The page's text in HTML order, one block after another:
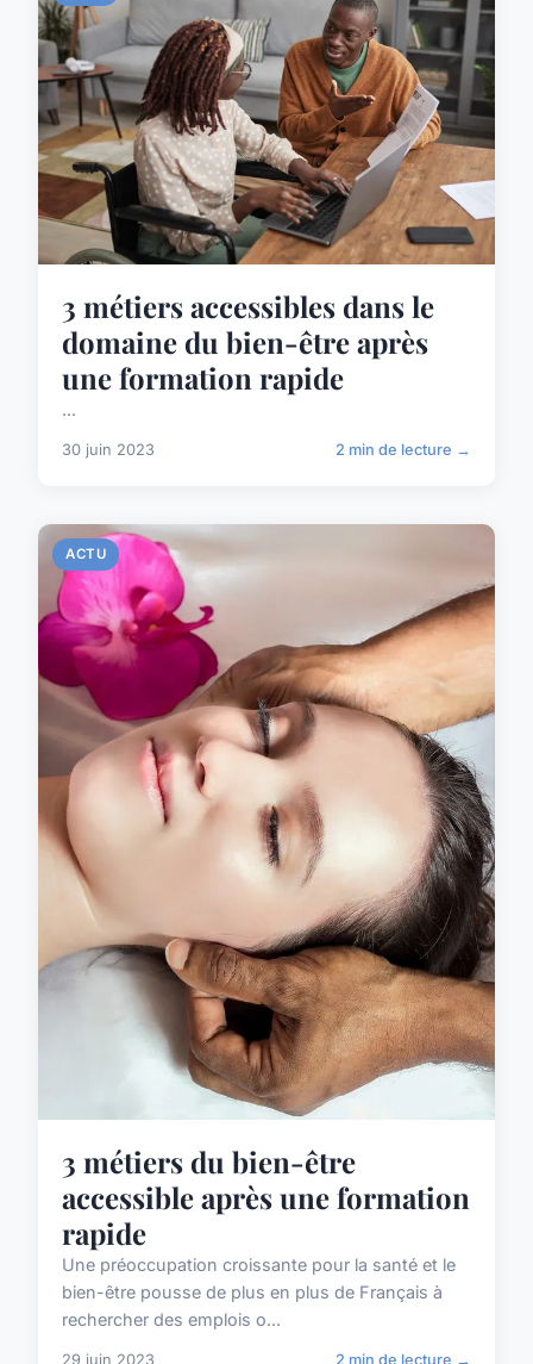
3 métiers accessibles dans le
domaine du bien-être après
une formation rapide
...
30 juin 2023 2 min de lecture →
ACTU
3 métiers du bien-être
accessible après une formation
rapide
Une préoccupation croissante pour la santé et le
bien-être pousse de plus en plus de Français à
rechercher des emplois o...
29 juin 2023 2 min de lecture →